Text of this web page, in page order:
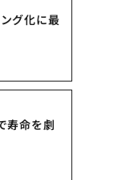
グ化に最
寿命を劇